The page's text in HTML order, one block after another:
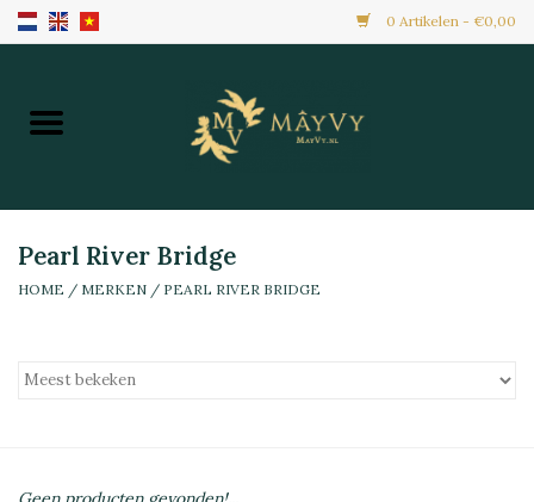
0 Artikelen - €0,00
Home
Nieuw Binnen
Alle Producten
Pearl River Bridge
HOME / MERKEN / PEARL RIVER BRIDGE